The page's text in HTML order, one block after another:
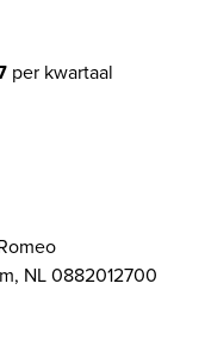
per kwartaal
NL 0882012700